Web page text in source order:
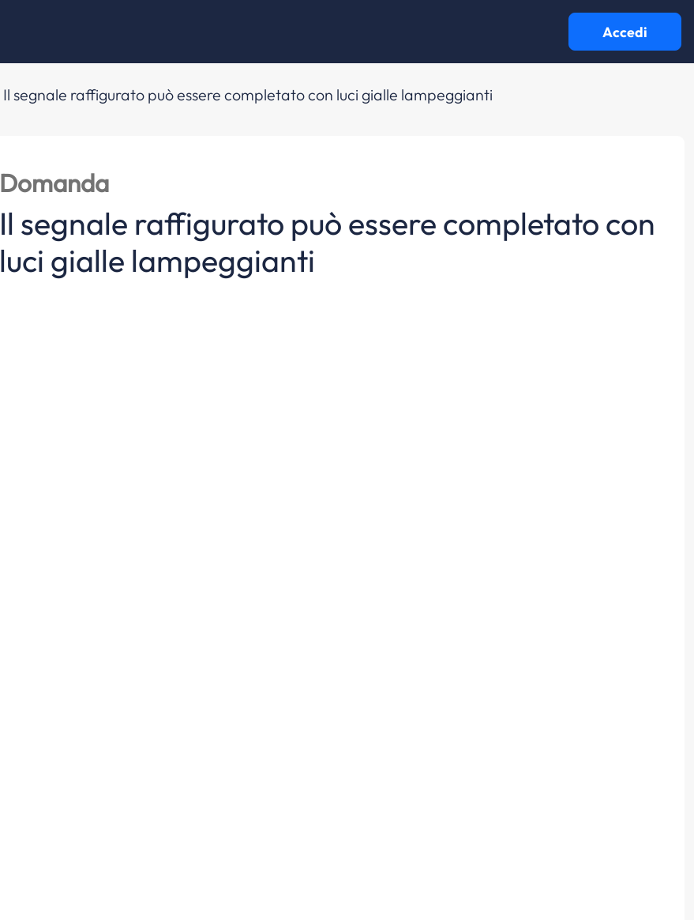
Accedi
Il segnale raffigurato può essere completato con luci gialle lampeggianti
Domanda
Il segnale raffigurato può essere completato con
luci gialle lampeggianti